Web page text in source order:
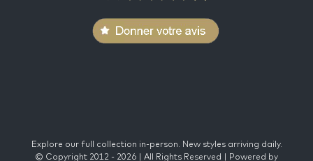
Explore our full collection in-person. New styles arriving daily.
© Copyright 2012 - 2026 | All Rights Reserved | Powered by